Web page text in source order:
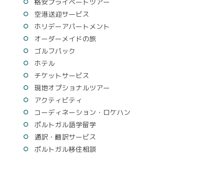
格安プライベートツアー
空港送迎サービス
ホリデーアパートメント
オーダーメイドの旅
ゴルフパック
ホテル
チケットサービス
現地オプショナルツアー
アクティビティ
コーディネーション・ロケハン
ポルトガル語学留学
通訳・翻訳サービス
ポルトガル移住相談